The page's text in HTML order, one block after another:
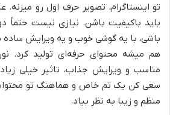
تو اینستاگرام، تصویر حرف اول رو
باید باکیفیت باشن. نیازی نیست حتماً
باشی، با یه گوشی خوب و یه ویرایش ساده
هم میشه محتوای حرفه‌ای تولید کرد.
مناسب و ویرایش جذاب، تاثیر خیلی
سعی کن یک تم خاص و هماهنگ تو
منظم و زیبا به نظر بیاد.